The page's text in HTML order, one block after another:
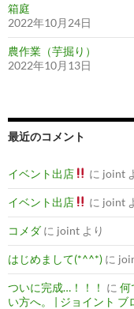
箱庭
2022年10月24日
農作業（芋掘り）
2022年10月13日
最近のコメント
イベント出店 に joint
イベント出店 に joint
コメダ に joint より
はじめまして(*^^*) に
ついに完成…！！！ に 何
い方へ。 | ジョイント ブ